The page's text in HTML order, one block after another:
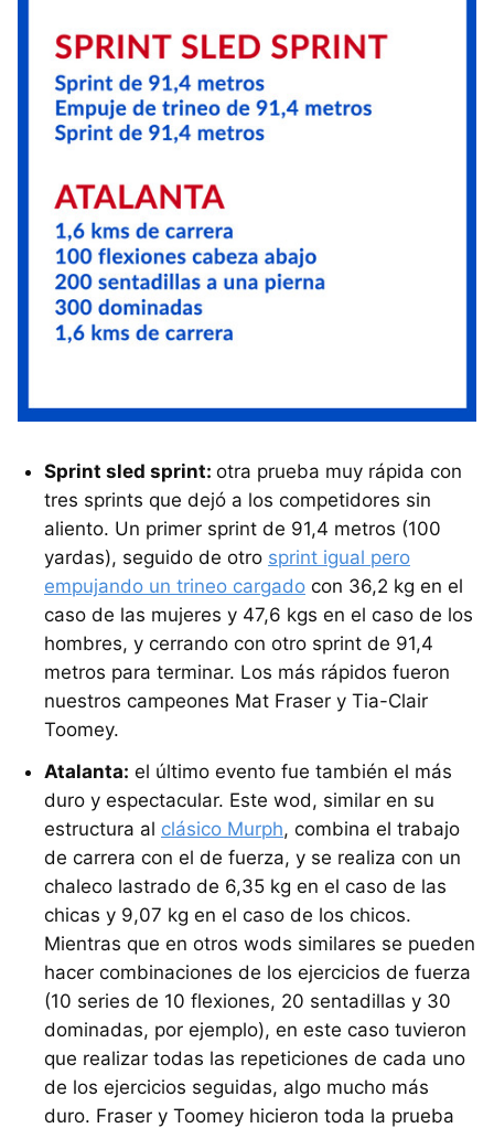
Sprint sled sprint: otra prueba muy rápida con
tres sprints que dejó a los competidores sin
aliento. Un primer sprint de 91,4 metros (100
yardas), seguido de otro sprint igual pero
empujando un trineo cargado con 36,2 kg en el
caso de las mujeres y 47,6 kgs en el caso de los
hombres, y cerrando con otro sprint de 91,4
metros para terminar. Los más rápidos fueron
nuestros campeones Mat Fraser y Tia-Clair
Toomey.
Atalanta: el último evento fue también el más
duro y espectacular. Este wod, similar en su
estructura al clásico Murph, combina el trabajo
de carrera con el de fuerza, y se realiza con un
chaleco lastrado de 6,35 kg en el caso de las
chicas y 9,07 kg en el caso de los chicos.
Mientras que en otros wods similares se pueden
hacer combinaciones de los ejercicios de fuerza
(10 series de 10 flexiones, 20 sentadillas y 30
dominadas, por ejemplo), en este caso tuvieron
que realizar todas las repeticiones de cada uno
de los ejercicios seguidas, algo mucho más
duro. Fraser y Toomey hicieron toda la prueba